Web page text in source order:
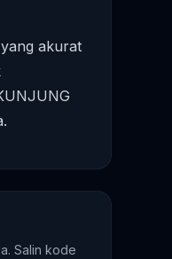
akurat
Salin kode